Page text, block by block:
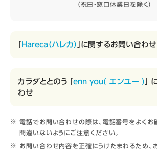
（祝日・窓口休業日を除く）
「Hareca（ハレカ） 」に関するお問い合わせ
カラダととのう 「enn you( エンユー ) 」
わせ
電話でお問い合わせの際は、電話番号をよくお
間違いないようにご注意ください。
お問い合わせ内容を正確にうけたまわるため、